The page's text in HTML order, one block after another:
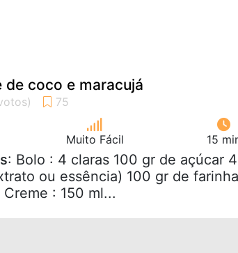
de coco e maracujá
Muito Fácil 15
: Bolo : 4 claras 100 gr de açúcar
ou essência) 100 gr de
: 150 ml...